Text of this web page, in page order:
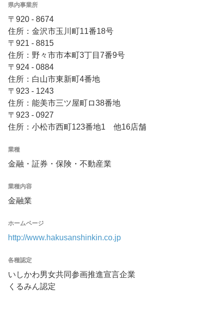
県内事業所
〒920 - 8674
住所：金沢市玉川町11番18号
〒921 - 8815
住所：野々市市本町3丁目7番9号
〒924 - 0884
住所：白山市東新町4番地
〒923 - 1243
住所：能美市三ツ屋町ロ38番地
〒923 - 0927
住所：小松市西町123番地1 他16店舗
業種
金融・証券・保険・不動産業
業種内容
金融業
ホームページ
http://www.hakusanshinkin.co.jp
各種認定
いしかわ男女共同参画推進宣言企業
くるみん認定